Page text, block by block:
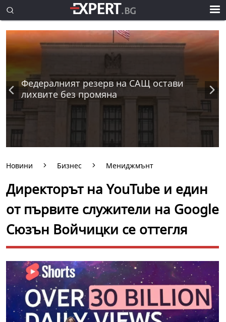
Федералният резерв на САЩ остави
лихвите без промяна
Новини Бизнес Мениджмънт
Директорът на YouTube и един
от първите служители на Google
Сюзън Войчицки се оттегля